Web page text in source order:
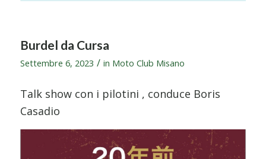
Burdel da Cursa
Settembre 6, 2023 / in Moto Club Misano
Talk show con i pilotini , conduce Boris
Casadio